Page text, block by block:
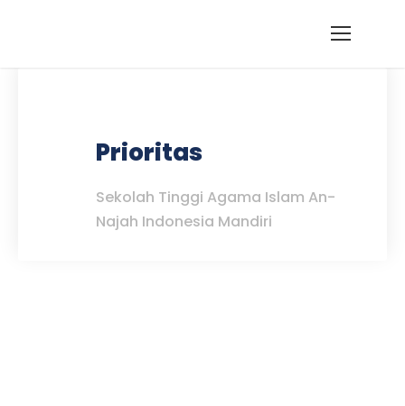
Prioritas
Sekolah Tinggi Agama Islam An-
Najah Indonesia Mandiri